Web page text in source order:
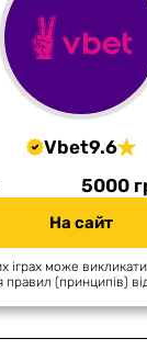
Vbet9.6
5000
На сайт
іграх може
(принципів)